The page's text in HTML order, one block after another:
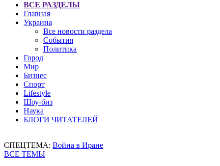
ВСЕ РАЗДЕЛЫ
Главная
Украина
Все новости раздела
События
Политика
Город
Мир
Бизнес
Спорт
Lifestyle
Шоу-биз
Наука
БЛОГИ ЧИТАТЕЛЕЙ
СПЕЦТЕМА: Война в Иране
ВСЕ ТЕМЫ